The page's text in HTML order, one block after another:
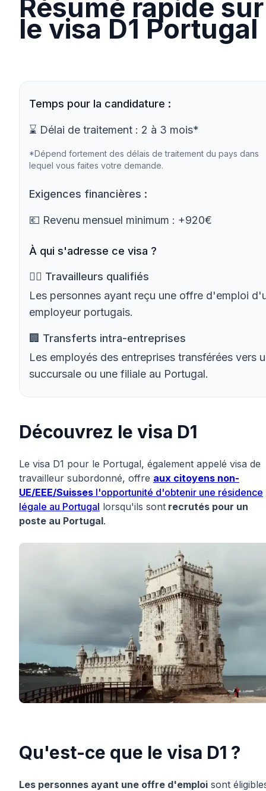
Résumé rapide sur
le visa D1 Portugal
Temps pour la candidature :
⌛ Délai de traitement : 2 à 3 mois*
*Dépend fortement des délais de traitement du pays dans
lequel vous faites votre demande.
Exigences financières :
💶 Revenu mensuel minimum : +920€
À qui s'adresse ce visa ?
🙎‍♀️ Travailleurs qualifiés
Les personnes ayant reçu une offre d'emploi
employeur portugais.
🏢 Transferts intra-entreprises
Les employés des entreprises transférées vers
succursale ou une filiale au Portugal.
Découvrez le visa D1
Le visa D1 pour le Portugal, également appelé visa de
travailleur subordonné, offre aux citoyens non-
UE/EEE/Suisses l'opportunité d'obtenir une résidence
légale au Portugal lorsqu'ils sont recrutés pour un
poste au Portugal.
Qu'est-ce que le visa D1 ?
Les personnes ayant une offre d'emploi sont